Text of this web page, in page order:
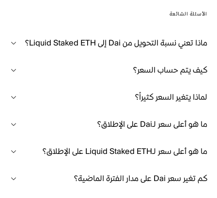
الأسئلة الشائعة
ماذا تعني نسبة التحويل من Dai إلى Liquid Staked ETH؟
كيف يتم حساب السعر؟
لماذا يتغير السعر كثيراً؟
ما هو أعلى سعر لـDai على الإطلاق؟
ما هو أعلى سعر لـLiquid Staked ETH على الإطلاق؟
كم تغير سعر Dai على مدار الفترة الماضية؟